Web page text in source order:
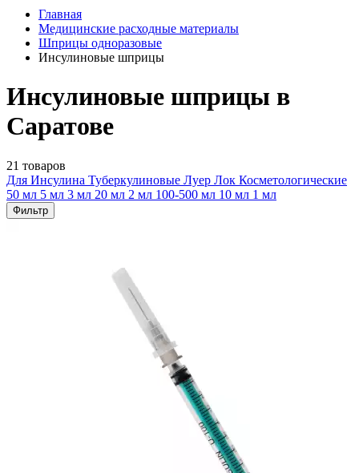
Главная
Медицинские расходные материалы
Шприцы одноразовые
Инсулиновые шприцы
Инсулиновые шприцы в
Саратове
21 товаров
Для Инсулина Туберкулиновые Луер Лок Косметологические
50 мл 5 мл 3 мл 20 мл 2 мл 100-500 мл 10 мл 1 мл
Фильтр